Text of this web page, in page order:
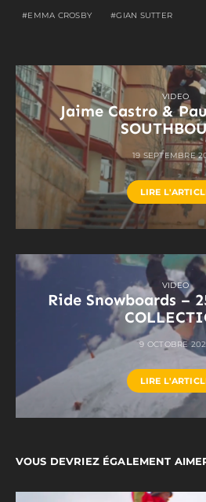
EMMA CROSBY GIAN SUTTER
VIDEO
Jaime Castro &
19 SEPTEMBRE
LIRE
VIDEO
Ride Snowboards –
9 OCTOBRE
LIRE
VOUS DEVRIEZ ÉGALEMENT